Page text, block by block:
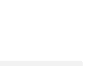
236ml quantidade